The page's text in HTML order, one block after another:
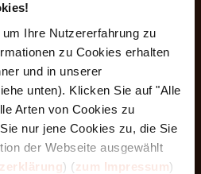
Ihre Nutzererfahrung zu
zu Cookies erhalten
und in unserer
unten). Klicken Sie auf "Alle
Arten von Cookies zu
nur jene Cookies zu, die Sie
der Webseite ausgewählt
) (zum Impressum)
sich an Trainer/innen,
Führungskräfte
sozialen Berufen.
Ausbildung für alle, die
stärken und
möchten –